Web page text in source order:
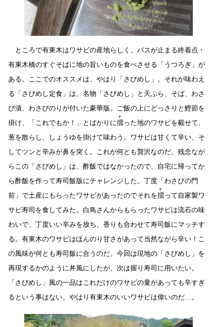
ところで有東木はワサビの産地らしく、バスが止まる終着点・
有東木橋のすぐそばに地の旨いものを食べさせる「うつろぎ」が
ある。ここでのオススメは、やはり「さびめし」。それが味わえ
る「さびめし定食」は、名物「さびめし」と天ぷら、そば、わさ
び漬、わさびのりが付いた豪華版。ご飯の上にどっさりと鰹節を
掛け、「これでもか！」とばかりに擂
す
った地のワサビを載せて、
葱を散らし、しょうゆを掛けて味わう。ワサビは甘くて辛い、そ
してツンと辛みが鼻を突く。これが何とも贅沢なのだ。残念なが
らこの「さびめし」は、酢飯ではなかったので、自宅に帰ってか
ら酢飯を作って寿司飯版にチャレンジした。丁度「わさびの門
前」で土産にもらったワサビがあったのでそれを擂
す
って自家製ワ
サビ寿司を食してみた。白鳥さんからもらったワサビは流石の味
わいで、丁度いい辛みを放ち、香りも合わせて寿司飯にマッチす
る。有東木のワサビはほんのり甘さがあって当然ながら辛い！こ
の風味が何とも寿司飯に合うのだ。今回は現地の「さびめし」を
再現するかのように丼風にしたが、次は握り寿司に用いたい。
「さびめし」風の一品はこれだけのワサビの量があっても辛すぎ
るという事はない。やはり有東木のいいワサビは偉いのだ…。